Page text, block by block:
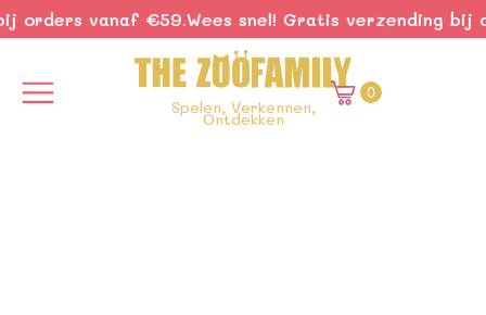
vanaf €59. Wees snel! Gratis verzending bij
Spelen, Verkennen,
Ontdekken
0